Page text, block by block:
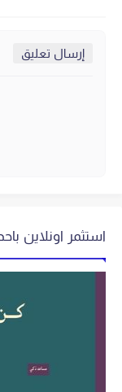
إرسال تعليق
استثمر اونلاين